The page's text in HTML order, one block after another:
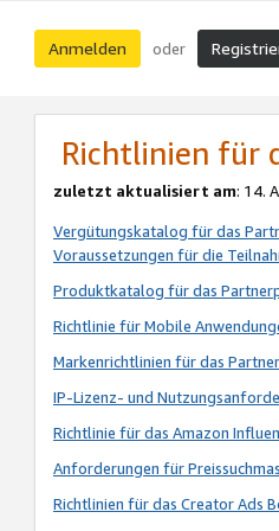
Anmelden oder
Richtlinien für
zuletzt aktualisiert am: 14.
Vergütungskatalog für das
Voraussetzungen für die
Produktkatalog für das
Richtlinie für Mobile
Markenrichtlinien für das
IP-Lizenz- und
Richtlinie für das Amazon
Anforderungen für
Richtlinien für das Creator Ads